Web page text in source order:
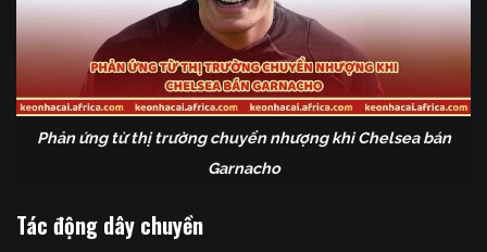
Phản ứng từ thị trường chuyển nhượng khi Chelsea bán
Garnacho
Tác động dây chuyền